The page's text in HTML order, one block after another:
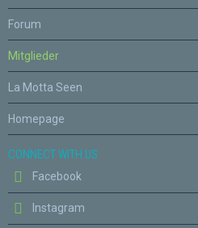
Forum
Mitglieder
La Motta Seen
Homepage
CONNECT WITH US
Facebook
Instagram